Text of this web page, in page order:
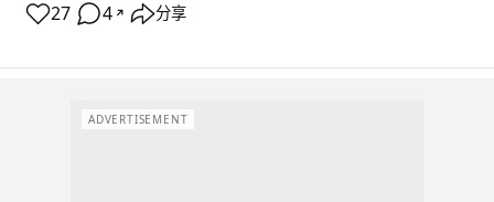
27 4 ↗ 分享
ADVERTISEMENT